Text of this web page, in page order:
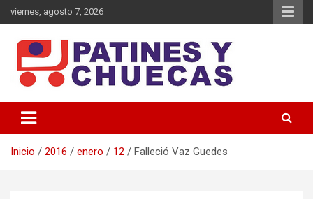
Saltar
al
viernes, agosto 7, 2026
Patines y Chuecas
Inicio 2016 enero 12 Falleció Vaz Guedes